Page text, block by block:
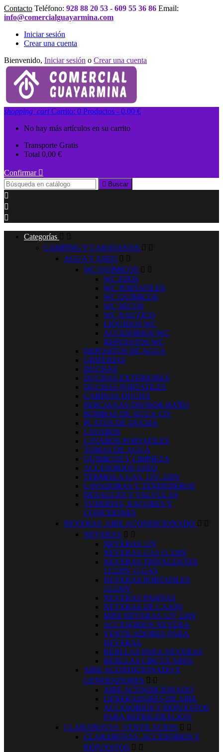
Contacto Teléfono: 928 88 20 53 - 609 55 36 86 Email:
info@comercialguayarmina.com
Iniciar sesión
Crear una cuenta
Bienvenido, Iniciar sesión o Crear una cuenta
shopping_cart Carrito: 0 Productos - 0,00 €
No hay más artículos en su carrito
Transporte Gratis
Total 0,00 €
Confirmar 
 Buscar



Categorías  
CAMPING Y CARAVANAS  
AGUA Y ASEO  
WC QUIMICOS  
WC FIJOS
WC PORTATILES
WC QUIMICOS
WC SECOS
WC NAUTICO
LIQUIDOS WC
ACCESORIOS WC
REPUESTOS WC
DEPOSITOS DE AGUA
GRIFERIAS
DUCHAS
DUCHAS EXTERIORES
DUCHAS PORTATILES
CABINAS DUCHA
PERCIANAS DIVISOR BAÑO
BOMBAS DE AGUA 12V
PLATOS DE DUCHA
LAVABOS
LAVABOS PORTATILES
TOMAS DE AGUA
QUIMICOS Y LIMPIEZA
ACCESORIOS ASEO
TERMOS A GAS, 12V, 220V
LAVADORAS Y TENDEDEROS
DESAGUES Y VALVULAS
TUBERIAS, RACORES Y
CONEXIONES
NEVERAS, AIRE ACONDICIONADO  
NEVERAS  
NEVERAS 12V
NEVERAS GAS O 220V
NEVERAS TRIVALENTES
12/220V O GAS
NEVERAS PORTATILES
12/220V
NEVERAS PASIVAS
NEVERAS DE CAJON
MINI NEVERAS 12V 220V
ACCESORIOS NEVERA
VENTILADORES PARA
NEVERAS
REJILLAS PARA NEVERAS
REJILLAS CIRCULARES
AIRE ACONDICIONADO Y
GENERADORES  
AIRE ACONDICIONADO
GENERADORES DE AIRE
ACCESORIOS Y REPUESTOS
PARA REFRIGERACION
CLARABOYAS, VENTILACION  
CLARABOYAS, ACCESORIOS Y
REPUESTOS  